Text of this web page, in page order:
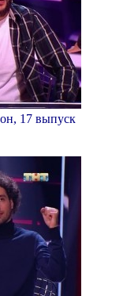
17 выпуск